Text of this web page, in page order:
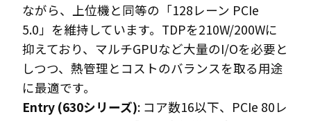
ながら、上位機と同等の「128レーン PCIe
5.0」を維持しています。TDPを210W/200Wに
抑えており、マルチGPUなど大量のI/Oを必要と
しつつ、熱管理とコストのバランスを取る用途
に最適です。
Entry (630シリーズ): コア数16以下、PCIe 80レ